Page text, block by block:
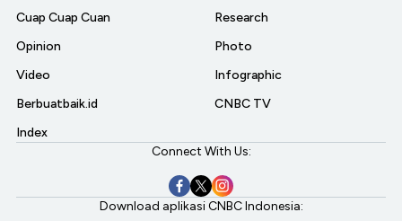
Cuap Cuap Cuan
Opinion
Video
Berbuatbaik.id
Index
Research
Photo
Infographic
CNBC TV
Connect With Us:
Download aplikasi CNBC Indonesia: